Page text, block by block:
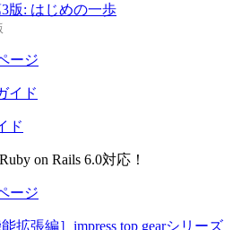
版: はじめの一歩
ージ
ド
on Rails 6.0対応！
ージ